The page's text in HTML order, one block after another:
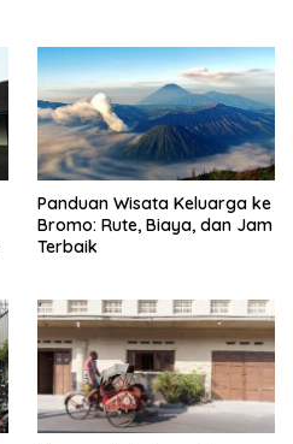
Panduan Wisata Keluarga ke
Bromo: Rute, Biaya, dan Jam
Terbaik